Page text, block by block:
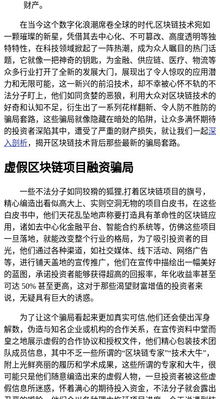
财产。
在当今这个数字化浪潮席卷全球的时代,区块链技术宛如
一颗璀璨的新星，凭借其去中心化、不可篡改、高度透明等独
特特性，在科技领域掀起了一阵热潮，成为众人瞩目的热门话
题，它就像一把神奇的钥匙，为金融、供应链、医疗、物流等
众多行业打开了全新的发展大门，展现出了令人惊叹的应用潜
力和无限可能，这一新兴的前沿技术，却不幸被心怀不轨的不
法分子盯上，他们如同贪婪的恶狼，利用大众对区块链技术的
好奇和认知不足，衍生出了一系列花样翻新、令人防不胜防的
骗局套路，这些骗局就像隐藏在暗处的陷阱，让众多满怀期待
的投资者深陷其中，遭受了严重的财产损失，就让我们一起深
入剖析，揭开区块链技术背后那些最新的骗局套路。
虚假区块链项目融资骗局
一些不法分子如同狡猾的狐狸,打着区块链项目的旗号，
精心编造出看似高大上、实则空洞无物的项目白皮书，在这些
白皮书中，他们天花乱坠地声称要打造具有革命性的区块链应
用，诸如去中心化金融平台、智能合约系统等，仿佛这些项目
一旦落地，就能改变整个行业的格局，为了吸引投资者的目
光，他们通过各种渠道，如社交媒体、线下活动、网络广告
等，进行铺天盖地的宣传推广，他们在宣传中描绘出一幅美好
的蓝图，承诺投资者能够获得超高的回报率，年化收益率甚至
可达 50% 甚至更高，这对于那些渴望财富增值的投资者来
说，无疑具有巨大的诱惑。
为了让这个骗局看起来更加真实可信,他们还会使出浑身
解数，伪造与知名企业或机构的合作关系，在宣传资料中堂而
皇之地展示虚假的合作协议和授权文件，他们精心包装技术团
队成员信息，其中不乏一些所谓的“区块链专家”“技术大牛”，
附上光鲜亮丽的履历和学术成果，这些所谓的专家和大牛，很
可能只是他们随意编造出来的虚假人物，一旦投资者被这些虚
假信息所迷惑，怀着满心的期待投入资金，不法分子就会露出